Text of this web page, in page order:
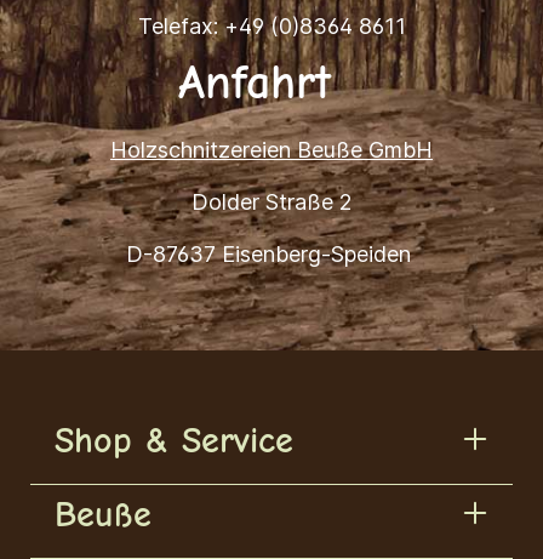
Telefax: +49 (0)8364 8611
Anfahrt
Holzschnitzereien Beuße GmbH
Dolder Straße 2
D-87637 Eisenberg-Speiden
Shop & Service
Beuße